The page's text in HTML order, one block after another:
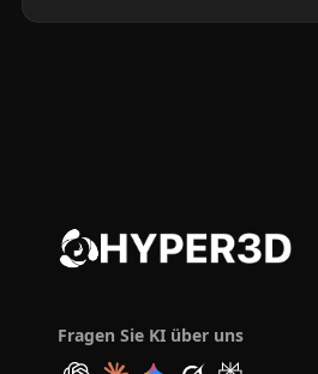
Fragen Sie KI über uns